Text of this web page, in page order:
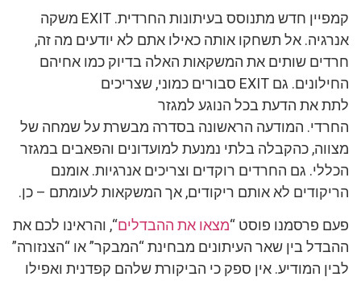
קמפיין חדש מתנוסס בעיתונות החרדית. EXIT משקה
אנרגיה. אל תשחקו אותה כאילו אתם לא יודעים מה זה,
חרדים שותים את המשקאות האלה בדיוק כמו אחיהם
החילונים. גם EXIT סבורים כמוני, שצריכים
לתת את הדעת בכל הנוגע למגזר
החרדי. המודעה הראשונה בסדרה מבשרת על שמחה של
מצווה, כהקבלה בלתי נמנעת למועדונים והפאבים במגזר
הכללי. גם החרדים רוקדים וצריכים אנרגיות. אומנם
הריקודים לא אותם ריקודים, אך המשקאות לעומתם – כן.
פעם פרסמנו פוסט “מצאו את ההבדלים“, והראינו לכם את
ההבדל בין שאר העיתונים מבחינת “המבקר” או “הצנזורה”
לבין המודיע. אין ספק כי הביקורת שלהם קפדנית ואפילו